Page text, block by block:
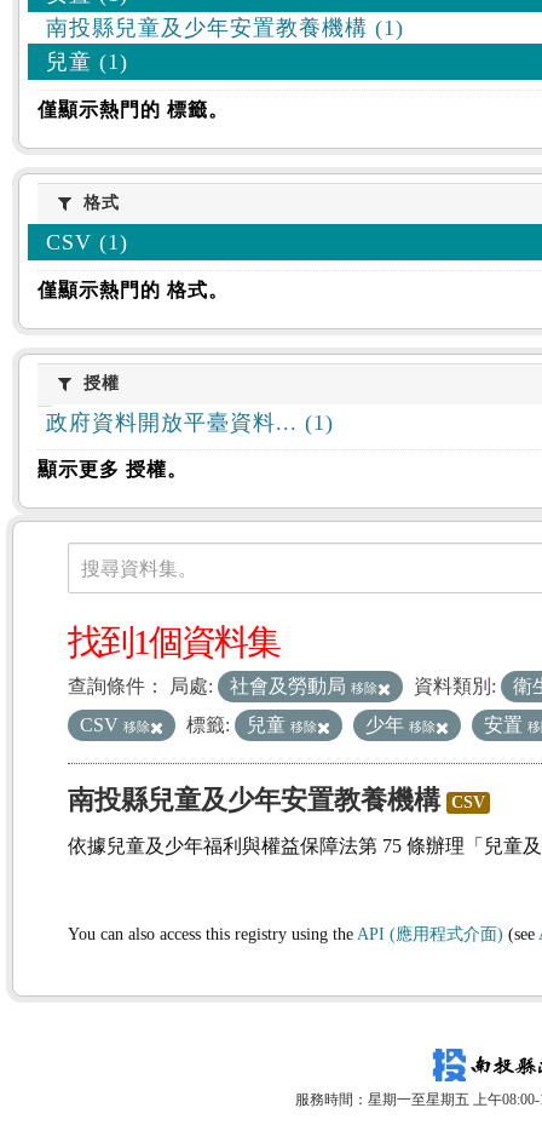
南投縣兒童及少年安置教養機構 (1)
兒童 (1)
僅顯示熱門的 標籤。
格式格式
CSV (1)
僅顯示熱門的 格式。
授權授權
政府資料開放平臺資料... (1)
顯示更多 授權。
資料集
搜尋資料集。
找到1個資料集
查詢條件： 局處: 社會及勞動局 移除 資料類別:
衛
CSV 移除 標籤: 兒童 移除 少年 移除 安置
南投縣兒童及少年安置教養機構 CSV
依據兒童及少年福利與權益保障法第 75 條辦理「兒童
You can also access this registry using the API (應用程式介面) (see
服務時間：星期一至星期五 上午